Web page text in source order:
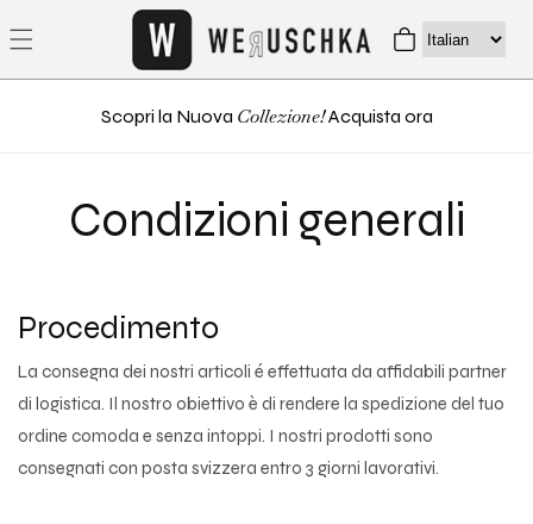
direttamente
Carrello
Scopri la Nuova Collezione!Acquista ora
Condizioni generali
Procedimento
La consegna dei nostri articoli é effettuata da affidabili partner
di logistica. Il nostro obiettivo è di rendere la spedizione del tuo
ordine comoda e senza intoppi. I nostri prodotti sono
consegnati con posta svizzera entro 3 giorni lavorativi.